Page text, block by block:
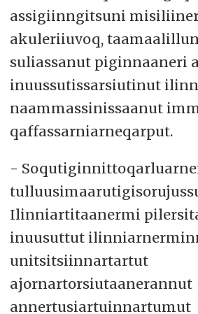
assigiinngitsuni
akuleriiuvoq,
suliassanut piginnaaneri
inuussutissarsiutinut
naammassinissaanut
qaffassarniarneqarput.
-
Ilinniartitaanermi
inuusuttut
unitsitsiinnartartut
ajornartorsiutaanerannut
annertusiartuinnartumut